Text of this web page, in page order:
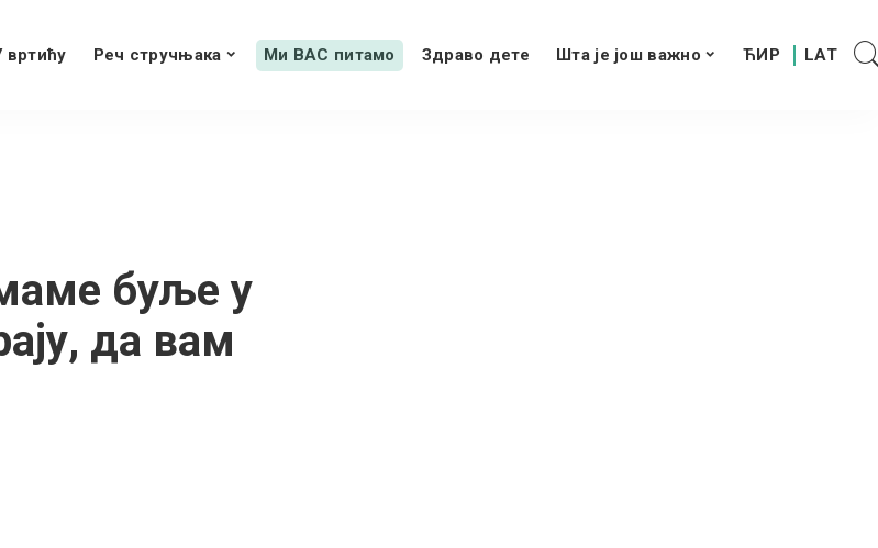
вртићу Реч стручњака Ми ВАС питамо Здраво дете Шта је још важно
буље у
да вам